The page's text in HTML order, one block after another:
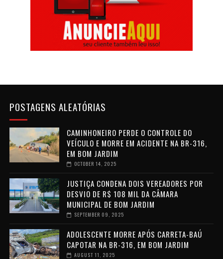
POSTAGENS ALEATÓRIAS
CAMINHONEIRO PERDE O CONTROLE DO
VEÍCULO E MORRE EM ACIDENTE NA BR-316,
EM BOM JARDIM
OCTOBER 14, 2025
JUSTIÇA CONDENA DOIS VEREADORES POR
DESVIO DE R$ 108 MIL DA CÂMARA
MUNICIPAL DE BOM JARDIM
SEPTEMBER 09, 2025
ADOLESCENTE MORRE APÓS CARRETA-BAÚ
CAPOTAR NA BR-316, EM BOM JARDIM
AUGUST 11, 2025